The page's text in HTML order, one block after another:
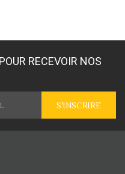
RECEVOIR NOS
S'INSCRIRE